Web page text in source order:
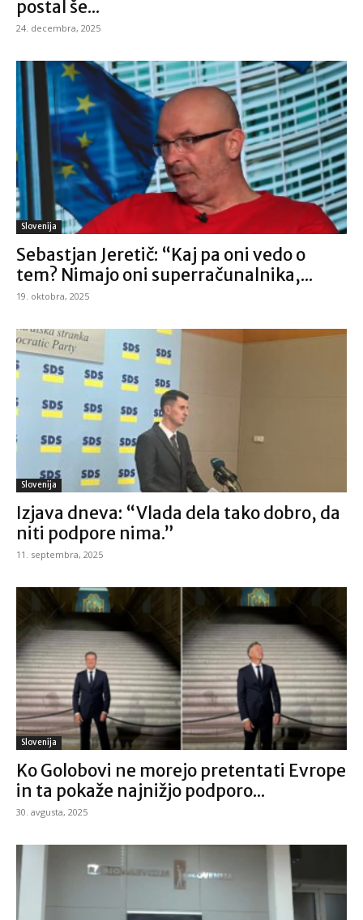
postal še...
24. decembra, 2025
Slovenija
Sebastjan Jeretič: “Kaj pa oni vedo o
tem? Nimajo oni superračunalnika,...
19. oktobra, 2025
Slovenija
Izjava dneva: “Vlada dela tako dobro, da
niti podpore nima.”
11. septembra, 2025
Slovenija
Ko Golobovi ne morejo pretentati Evrope
in ta pokaže najnižjo podporo...
30. avgusta, 2025